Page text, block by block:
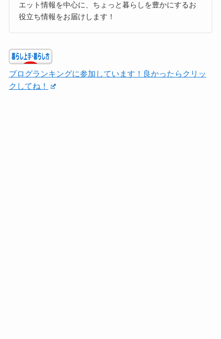
エット情報を中心に、ちょっと暮らしを豊かにするお
役立ち情報をお届けします！
ブログランキングに参加しています！良かったらクリッ
クしてね！